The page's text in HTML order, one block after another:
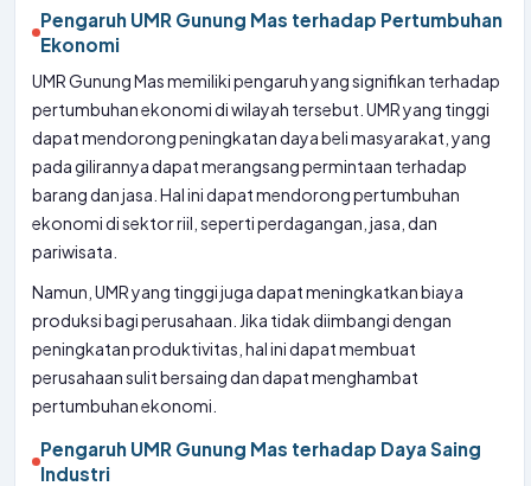
Pengaruh UMR Gunung Mas terhadap Pertumbuhan
Ekonomi
UMR Gunung Mas memiliki pengaruh yang signifikan terhadap
pertumbuhan ekonomi di wilayah tersebut. UMR yang tinggi
dapat mendorong peningkatan daya beli masyarakat, yang
pada gilirannya dapat merangsang permintaan terhadap
barang dan jasa. Hal ini dapat mendorong pertumbuhan
ekonomi di sektor riil, seperti perdagangan, jasa, dan
pariwisata.
Namun, UMR yang tinggi juga dapat meningkatkan biaya
produksi bagi perusahaan. Jika tidak diimbangi dengan
peningkatan produktivitas, hal ini dapat membuat
perusahaan sulit bersaing dan dapat menghambat
pertumbuhan ekonomi.
Pengaruh UMR Gunung Mas terhadap Daya Saing
Industri